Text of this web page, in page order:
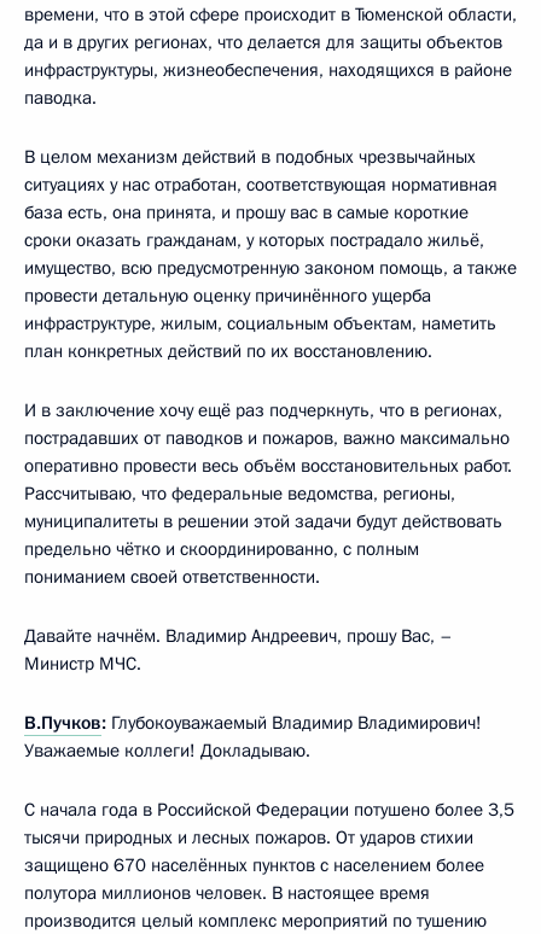
времени, что в этой сфере происходит в Тюменской области,
да и в других регионах, что делается для защиты объектов
инфраструктуры, жизнеобеспечения, находящихся в районе
паводка.
В целом механизм действий в подобных чрезвычайных
ситуациях у нас отработан, соответствующая нормативная
база есть, она принята, и прошу вас в самые короткие
сроки оказать гражданам, у которых пострадало жильё,
имущество, всю предусмотренную законом помощь, а также
провести детальную оценку причинённого ущерба
инфраструктуре, жилым, социальным объектам, наметить
план конкретных действий по их восстановлению.
И в заключение хочу ещё раз подчеркнуть, что в регионах,
пострадавших от паводков и пожаров, важно максимально
оперативно провести весь объём восстановительных работ.
Рассчитываю, что федеральные ведомства, регионы,
муниципалитеты в решении этой задачи будут действовать
предельно чётко и скоординированно, с полным
пониманием своей ответственности.
Давайте начнём. Владимир Андреевич, прошу Вас, –
Министр МЧС.
В.Пучков: Глубокоуважаемый Владимир Владимирович!
Уважаемые коллеги! Докладываю.
С начала года в Российской Федерации потушено более 3,5
тысячи природных и лесных пожаров. От ударов стихии
защищено 670 населённых пунктов с населением более
полутора миллионов человек. В настоящее время
производится целый комплекс мероприятий по тушению